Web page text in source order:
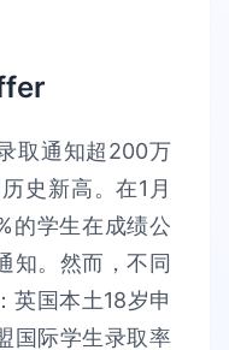
取通知超200万
史新高。在1月
的学生在成绩公
知。然而，不同
英国本土18岁申
国际学生录取率